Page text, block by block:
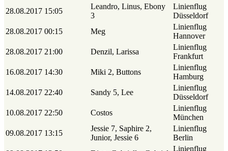
28.08.2017 15:05
Leandro, Linus, Ebony
3
Linienflug
Düsseldorf
28.08.2017 00:15 Meg
Linienflug
Hannover
28.08.2017 21:00 Denzil, Larissa
Linienflug
Frankfurt
16.08.2017 14:30 Miki 2, Buttons
Linienflug
Hamburg
14.08.2017 22:40 Sandy 5, Lee
Linienflug
Düsseldorf
10.08.2017 22:50 Costos
Linienflug
München
09.08.2017 13:15
Jessie 7, Saphire 2,
Junior, Jessie 6
Linienflug
Berlin
Linienflug